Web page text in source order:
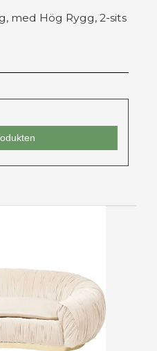
med Hög Rygg, 2-sits